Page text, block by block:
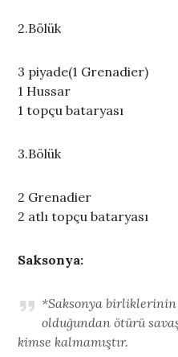
2.Bölük
3 piyade(1 Grenadier)
1 Hussar
1 topçu bataryası
3.Bölük
2 Grenadier
2 atlı topçu bataryası
Saksonya:
*Saksonya birliklerinin
olduğundan ötürü
kimse kalmamıştır.